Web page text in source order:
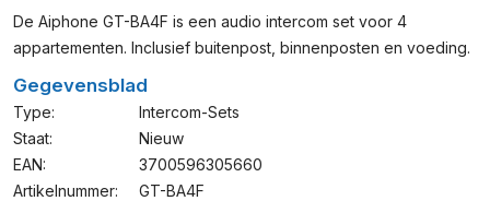
De Aiphone GT-BA4F is een audio intercom set voor 4
appartementen. Inclusief buitenpost, binnenposten en voeding.
Gegevensblad
Type:
Intercom-Sets
Staat:
Nieuw
EAN:
3700596305660
Artikelnummer:
GT-BA4F